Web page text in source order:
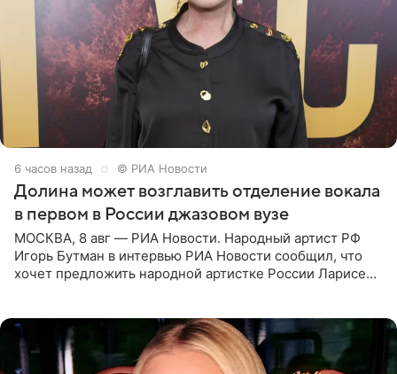
6 часов назад © РИА Новости
Долина может возглавить отделение вокала
в первом в России джазовом вузе
МОСКВА, 8 авг — РИА Новости. Народный артист РФ
Игорь Бутман в интервью РИА Новости сообщил, что
хочет предложить народной артистке России Ларисе